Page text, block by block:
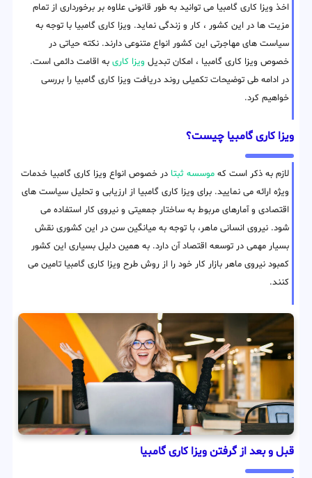
اخذ ویزا کاری گامبیا می توانید به طور قانونی علاوه بر برخورداری از تمام
مزیت ها در این کشور ، کار و زندگی نماید. ویزا کاری گامبیا با توجه به
سیاست های مهاجرتی این کشور انواع متنوعی دارند. نکته حیاتی در
خصوص ویزا کاری گامبیا ، امکان تبدیل ویزا کاری به اقامت دائمی است.
در ادامه طی توضیحات تکمیلی روند دریافت ویزا کاری گامبیا را بررسی
خواهیم کرد.
ویزا کاری گامبیا چیست؟
لازم به ذکر است که موسسه ثبتا در خصوص انواع ویزا کاری گامبیا خدمات
ویژه ارائه می نمایید. برای ویزا کاری گامبیا از ارزیابی و تحلیل سیاست های
اقتصادی و آمارهای مربوط به ساختار جمعیتی و نیروی کار استفاده می
شود. نیروی انسانی ماهر، با توجه به میانگین سن در این کشوری نقش
بسیار مهمی در توسعه اقتصاد آن دارد. به همین دلیل بسیاری این کشور
کمبود نیروی ماهر بازار کار خود را از روش طرح ویزا کاری گامبیا تامین می
کنند.
قبل و بعد از گرفتن ویزا کاری گامبیا